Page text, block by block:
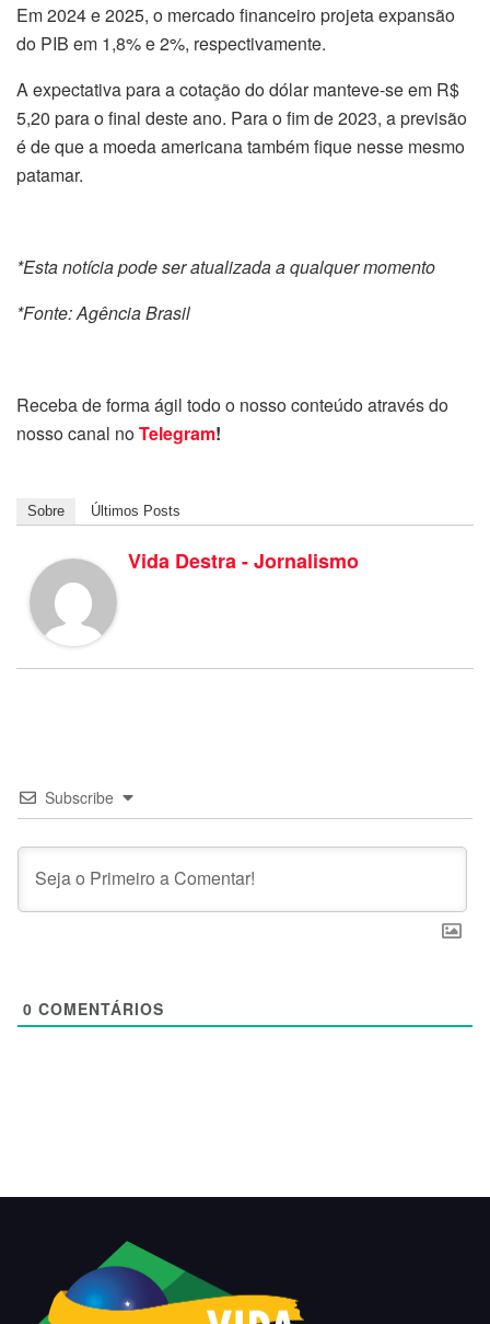
Em 2024 e 2025, o mercado financeiro projeta expansão
do PIB em 1,8% e 2%, respectivamente.
A expectativa para a cotação do dólar manteve-se em R$
5,20 para o final deste ano. Para o fim de 2023, a previsão
é de que a moeda americana também fique nesse mesmo
patamar.
*Esta notícia pode ser atualizada a qualquer momento
*Fonte: Agência Brasil
Receba de forma ágil todo o nosso conteúdo através do
nosso canal noTelegram!
Sobre Últimos Posts
Vida Destra - Jornalismo
Subscribe
0 COMENTÁRIOS